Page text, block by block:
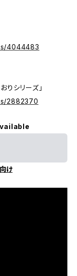
4044483
りシリーズ」
2882370
け